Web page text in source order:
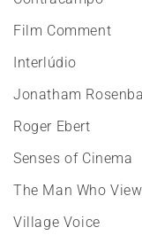
Film Comment
Interlúdio
Jonatham
Roger Ebert
Senses of Cinema
The Man Who
Village Voice